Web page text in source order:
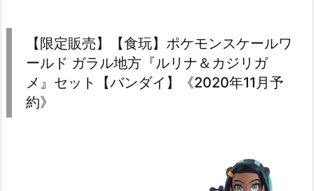
【限定販売】【食玩】ポケモンスケールワ
ールド ガラル地方『ルリナ＆カジリガ
メ』セット【バンダイ】《2020年11月予
約》